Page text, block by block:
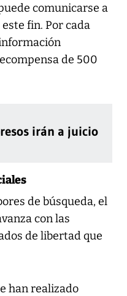
comunicarse a
fin. Por cada
de 500
irán a juicio
de búsqueda, el
con las
de libertad que
han realizado